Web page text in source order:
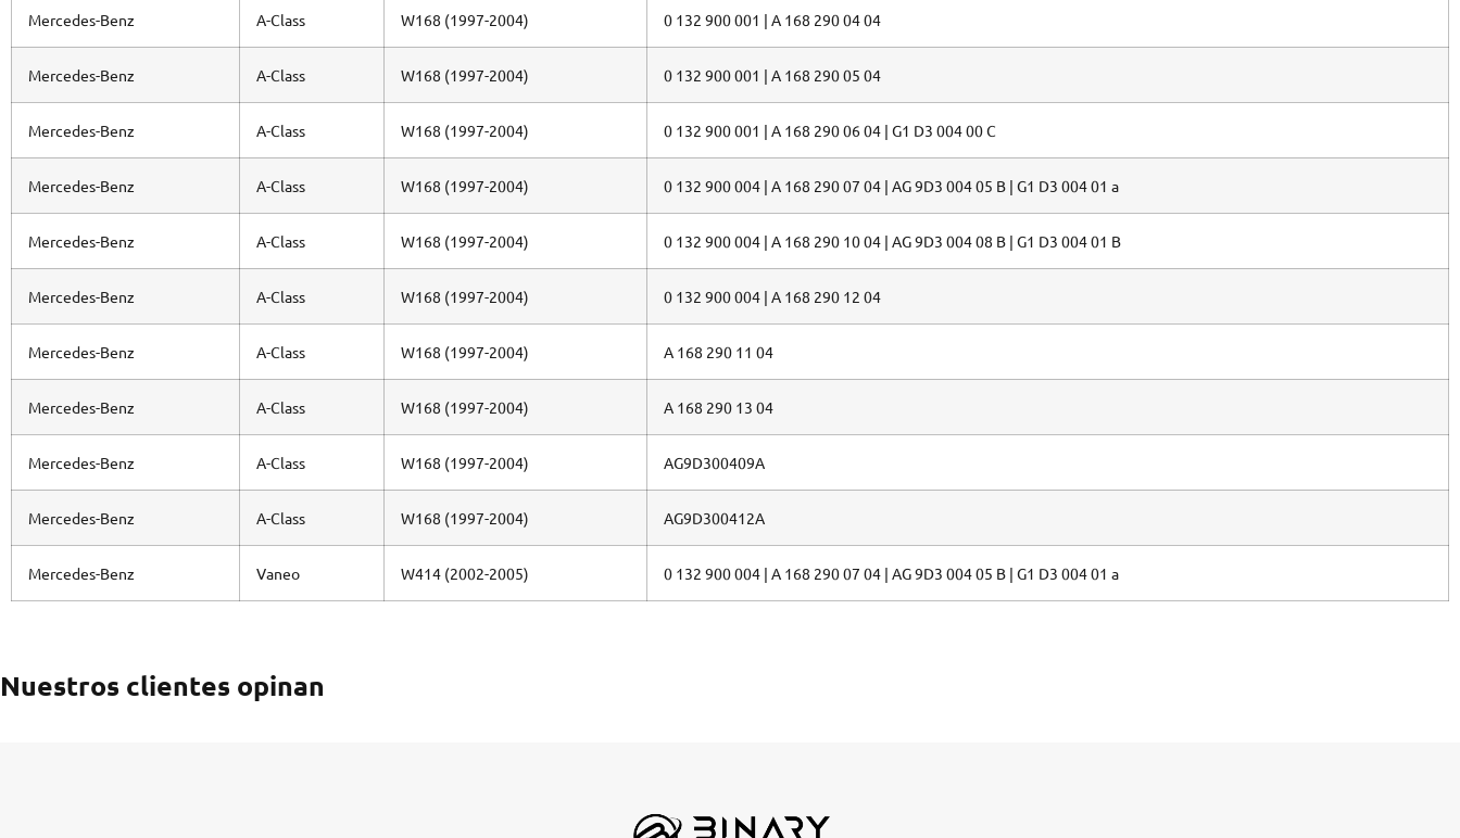
Mercedes-Benz A-Class W168 (1997-2004) 0 132 900 001 | A 168 290 04 04
Mercedes-Benz A-Class W168 (1997-2004) 0 132 900 001 | A 168 290 05 04
Mercedes-Benz A-Class W168 (1997-2004) 0 132 900 001 | A 168 290 06 04 | G1 D3 004 00 C
Mercedes-Benz A-Class W168 (1997-2004) 0 132 900 004 | A 168 290 07 04 | AG 9D3 004 05 B | G1 D3 004 01 a
Mercedes-Benz A-Class W168 (1997-2004) 0 132 900 004 | A 168 290 10 04 | AG 9D3 004 08 B | G1 D3 004 01 B
Mercedes-Benz A-Class W168 (1997-2004) 0 132 900 004 | A 168 290 12 04
Mercedes-Benz A-Class W168 (1997-2004) A 168 290 11 04
Mercedes-Benz A-Class W168 (1997-2004) A 168 290 13 04
Mercedes-Benz A-Class W168 (1997-2004) AG9D300409A
Mercedes-Benz A-Class W168 (1997-2004) AG9D300412A
Mercedes-Benz Vaneo W414 (2002-2005) 0 132 900 004 | A 168 290 07 04 | AG 9D3 004 05 B | G1 D3 004 01 a
Nuestros clientes opinan